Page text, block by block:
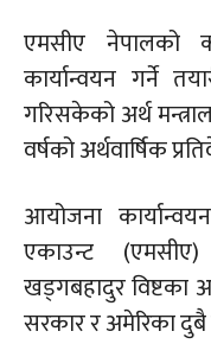
एमसीए नेपालको
कार्यान्वयन गर्ने
गरिसकेको अर्थ
वर्षको अर्थवार्षिक
आयोजना
एकाउन्ट
खड्गबहादुर विष्टका
सरकार र अमेरिका